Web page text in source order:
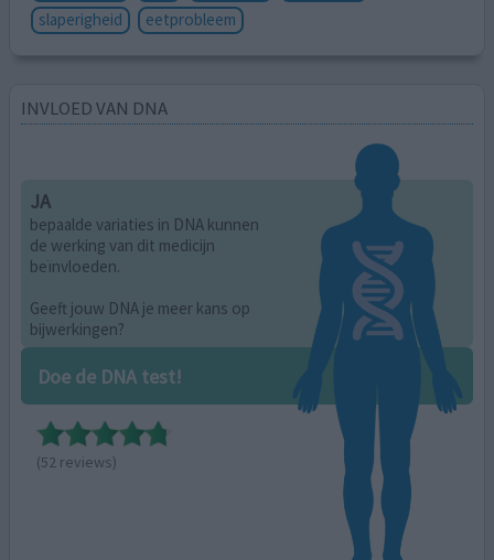
slaperigheid
eetprobleem
INVLOED VAN DNA
JA
bepaalde variaties in DNA kunnen
de werking van dit medicijn
beïnvloeden.
Geeft jouw DNA je meer kans op
bijwerkingen?
Doe de DNA test!
(52 reviews)